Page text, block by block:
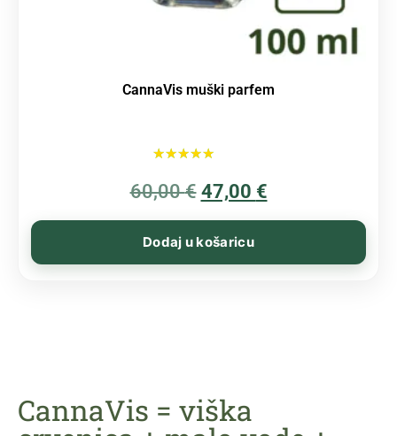
CannaVis muški parfem
5.00
od 5
60,00€ 47,00 €
Dodaj u košaricu
CannaVis = viška